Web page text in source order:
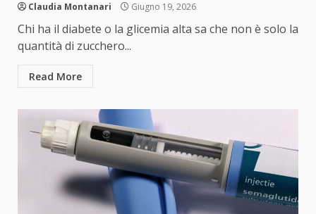
Claudia Montanari Giugno 19, 2026
Chi ha il diabete o la glicemia alta sa che non è solo la
quantità di zucchero...
Read More